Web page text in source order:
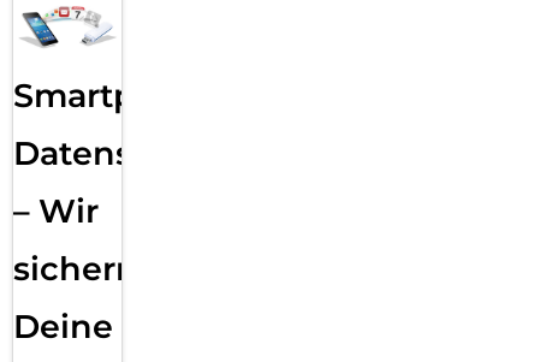
Smartphone
Datensicherung
– Wir
sichern
Deine